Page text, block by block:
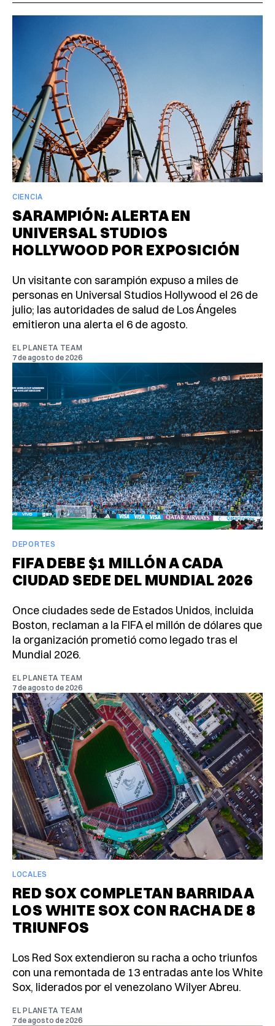
CIENCIA
SARAMPIÓN: ALERTA EN
UNIVERSAL STUDIOS
HOLLYWOOD POR EXPOSICIÓN
Un visitante con sarampión expuso a miles de
personas en Universal Studios Hollywood el 26 de
julio; las autoridades de salud de Los Ángeles
emitieron una alerta el 6 de agosto.
EL PLANETA TEAM
7 de agosto de 2026
DEPORTES
FIFA DEBE $1 MILLÓN A CADA
CIUDAD SEDE DEL MUNDIAL 2026
Once ciudades sede de Estados Unidos, incluida
Boston, reclaman a la FIFA el millón de dólares que
la organización prometió como legado tras el
Mundial 2026.
EL PLANETA TEAM
7 de agosto de 2026
LOCALES
RED SOX COMPLETAN BARRIDA A
LOS WHITE SOX CON RACHA DE 8
TRIUNFOS
Los Red Sox extendieron su racha a ocho triunfos
con una remontada de 13 entradas ante los White
Sox, liderados por el venezolano Wilyer Abreu.
EL PLANETA TEAM
7 de agosto de 2026